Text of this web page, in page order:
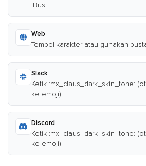
IBus
Web
Tempel karakter atau gunakan
Slack
Ketik :mx_claus_dark_skin_tone:
ke emoji)
Discord
Ketik :mx_claus_dark_skin_tone:
ke emoji)